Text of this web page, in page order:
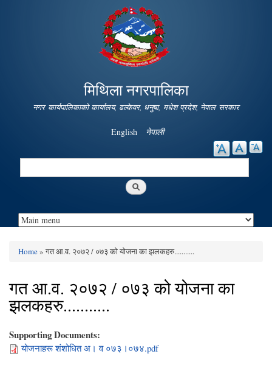
Skip to
main
content
मिथिला नगरपालिका
नगर कार्यपालिकाको कार्यालय, ढल्केवर, धनुषा, मधेश प्रदेश, नेपाल सरकार
English नेपाली
Search
Home» गत आ.व. २०७२ / ०७३ को योजना का झलकहरु...........
गत आ.व. २०७२ / ०७३ को योजना का
झलकहरु...........
Supporting Documents:
योजनाहरू शंशोधित अ। व ०७३।०७४.pdf